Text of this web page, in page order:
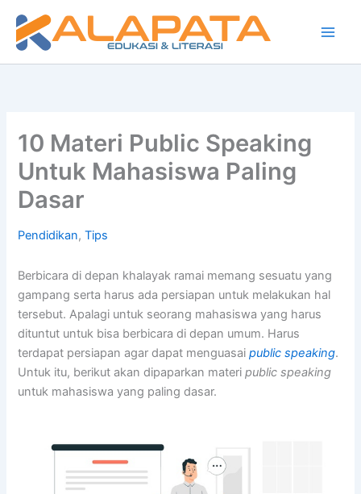
konten
10 Materi Public Speaking
Untuk Mahasiswa Paling
Dasar
Pendidikan,Tips
Berbicara di depan khalayak ramai memang sesuatu yang
gampang serta harus ada persiapan untuk melakukan hal
tersebut. Apalagi untuk seorang mahasiswa yang harus
dituntut untuk bisa berbicara di depan umum. Harus
terdapat persiapan agar dapat menguasaipublic speaking.
Untuk itu, berikut akan dipaparkan materi public speaking
untuk mahasiswa yang paling dasar.